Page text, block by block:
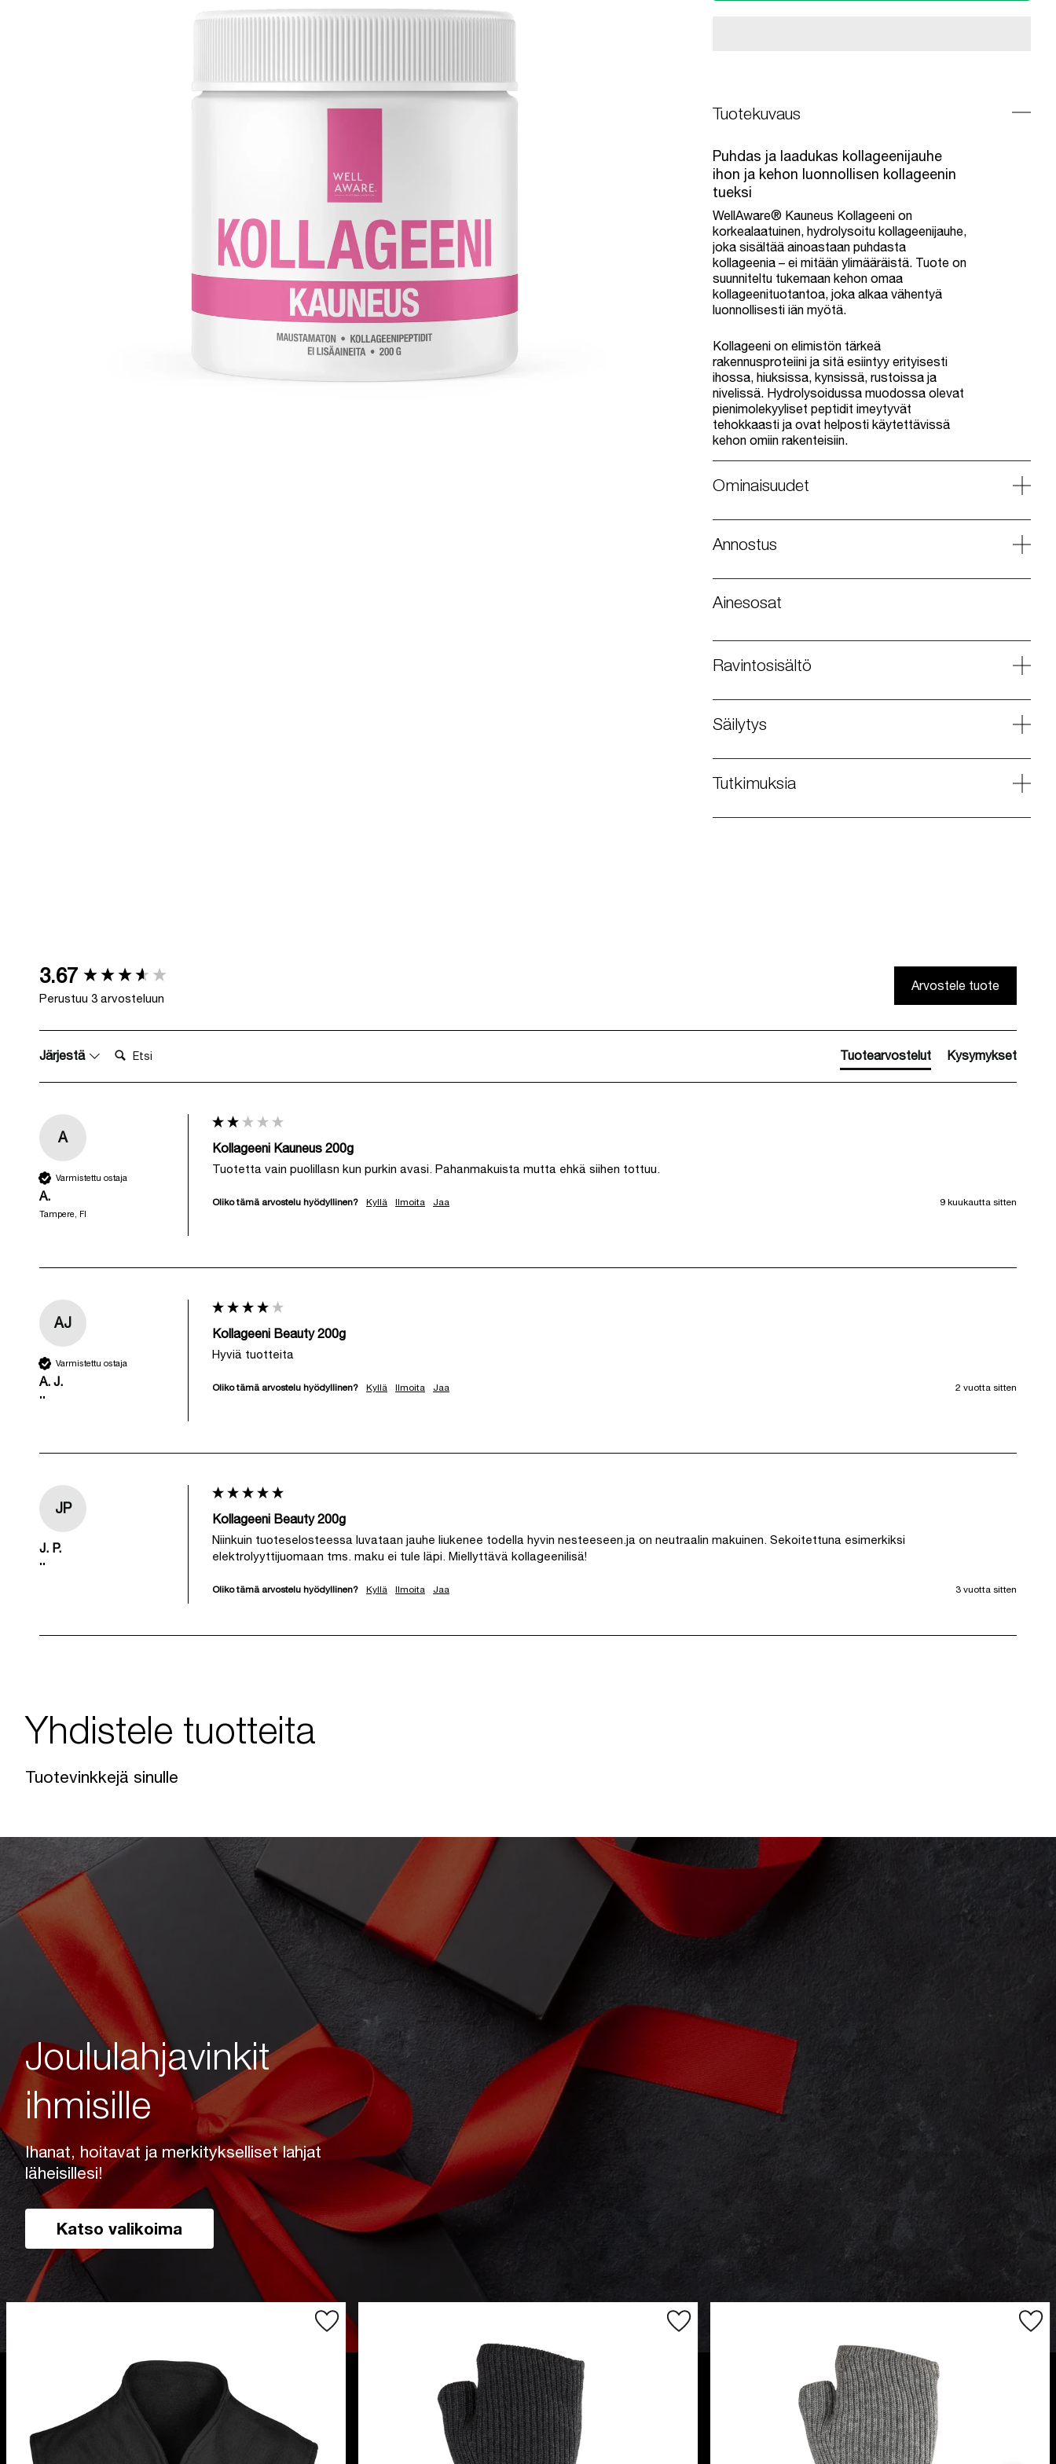
Tuotekuvaus
Puhdas ja laadukas kollageenijauhe
ihon ja kehon luonnollisen kollageenin
tueksi
WellAware® Kauneus Kollageeni on
korkealaatuinen, hydrolysoitu kollageenijauhe,
joka sisältää ainoastaan puhdasta
kollageenia – ei mitään ylimääräistä. Tuote on
suunniteltu tukemaan kehon omaa
kollageenituotantoa, joka alkaa vähentyä
luonnollisesti iän myötä.
Kollageeni on elimistön tärkeä
rakennusproteiini ja sitä esiintyy erityisesti
ihossa, hiuksissa, kynsissä, rustoissa ja
nivelissä. Hydrolysoidussa muodossa olevat
pienimolekyyliset peptidit imeytyvät
tehokkaasti ja ovat helposti käytettävissä
kehon omiin rakenteisiin.
Ominaisuudet
Annostus
Ainesosat
Ravintosisältö
Säilytys
Tutkimuksia
3.67
Perustuu 3 arvosteluun
Arvostele tuote
Järjestä
Etsi:
Tuotearvostelut Kysymykset
A
Varmistettu ostaja
A.
Tampere, FI
Kollageeni Kauneus 200g
Tuotetta vain puolillasn kun purkin avasi. Pahanmakuista mutta ehkä siihen tottuu.
Oliko tämä arvostelu hyödyllinen? Kyllä Ilmoita Jaa 9 kuukautta sitten
AJ
Varmistettu ostaja
A. J.
""
Kollageeni Beauty 200g
Hyviä tuotteita
Oliko tämä arvostelu hyödyllinen? Kyllä Ilmoita Jaa 2 vuotta sitten
JP
J. P.
""
Kollageeni Beauty 200g
Niinkuin tuoteselosteessa luvataan jauhe liukenee todella hyvin nesteeseen.ja on neutraalin makuinen. Sekoitettuna esimerkiksi
elektrolyyttijuomaan tms. maku ei tule läpi. Miellyttävä kollageenilisä!
Oliko tämä arvostelu hyödyllinen? Kyllä Ilmoita Jaa 3 vuotta sitten
New content loaded
Yhdistele tuotteita
Tuotevinkkejä sinulle
Joululahjavinkit
ihmisille
Ihanat, hoitavat ja merkitykselliset lahjat
läheisillesi!
Katso valikoima